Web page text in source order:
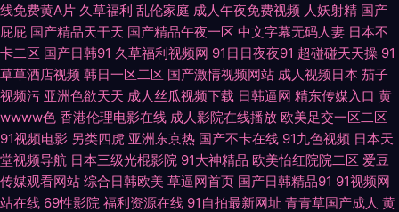
夜居场朝喷 人人妻人人操人人 丝袜性爱aV 香蕉在线观看视频 91次元黄色观
看 91网站视频播放 ts伪娘自慰黑料 超碰人人摸人人 国产精品白丝91 黄色免
费网站网址 另类亚洲色色 欧美性爱主站 日本性爱不卡 熟女视频免费 亚洲另
类校园 91超碰青青 91亚洲网站 99超碰在线精 草草视频 韩国精品一二三 久
久草久久爽 麻豆肏屄视频 欧美性戟 日本色五月 婷婷色色悠悠 亚洲天堂有码
线免费黄A片 久草福利 乱伦家庭 成人午夜免费视频 人妖射精 国产
屁屁 国产精品天干天 国产精品午夜一区 中文字幕无码人妻 日本不
卡二区 国产日韩91 久草福利视频网 91日日夜夜91 超碰碰天天操 91
草草酒店视频 韩日一区二区 国产激情视频网站 成人视频日本 茄子
视频污 亚洲色欲天天 成人丝瓜视频下载 日韩逼网 精东传媒入口 黄
wwww色 香港伦理电影在线 成人影院在线播放 欧美足交一区二区
91视频电影 另类四虎 亚洲东京热 国产不卡在线 91九色视频 日本天
堂视频导航 日本三级光棍影院 91大神精品 欧美怡红院院二区 爱豆
传媒观看网站 综合日韩欧美 草逼网首页 国产日韩精品91 91视频网
站在线 69性影院 福利资源在线 91自拍最新网址 青青草国产成人 黄